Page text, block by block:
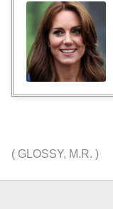
( GLOSSY, M.R. )